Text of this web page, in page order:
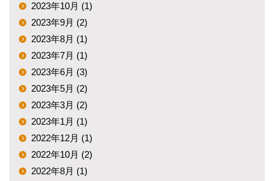
2023年10月 (1)
2023年9月 (2)
2023年8月 (1)
2023年7月 (1)
2023年6月 (3)
2023年5月 (2)
2023年3月 (2)
2023年1月 (1)
2022年12月 (1)
2022年10月 (2)
2022年8月 (1)